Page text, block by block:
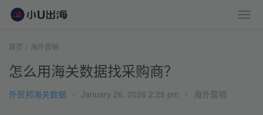
首页 海外营销
怎么用海关数据找采购商？
外贸邦海关数据 January 26, 2026 2:28 pm 海外营销